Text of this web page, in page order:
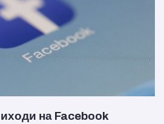
на Facebook